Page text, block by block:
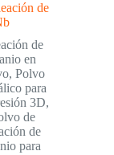
de
de
en
,Polvo
para
3D,
de
de
para